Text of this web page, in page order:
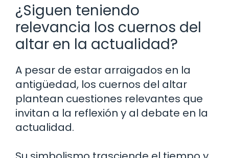
¿Siguen teniendo
relevancia los cuernos del
altar en la actualidad?
A pesar de estar arraigados en la
antigüedad, los cuernos del altar
plantean cuestiones relevantes que
invitan a la reflexión y al debate en la
actualidad.